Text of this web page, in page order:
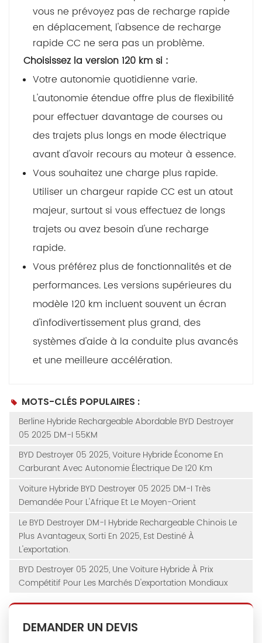
vous ne prévoyez pas de recharge rapide
en déplacement, l'absence de recharge
rapide CC ne sera pas un problème.
Choisissez la version 120 km si :
Votre autonomie quotidienne varie.
L'autonomie étendue offre plus de flexibilité
pour effectuer davantage de courses ou
des trajets plus longs en mode électrique
avant d'avoir recours au moteur à essence.
Vous souhaitez une charge plus rapide.
Utiliser un chargeur rapide CC est un atout
majeur, surtout si vous effectuez de longs
trajets ou avez besoin d'une recharge
rapide.
Vous préférez plus de fonctionnalités et de
performances. Les versions supérieures du
modèle 120 km incluent souvent un écran
d'infodivertissement plus grand, des
systèmes d'aide à la conduite plus avancés
et une meilleure accélération.
MOTS-CLÉS POPULAIRES :
Berline Hybride Rechargeable Abordable BYD Destroyer
05 2025 DM-I 55KM
BYD Destroyer 05 2025, Voiture Hybride Économe En
Carburant Avec Autonomie Électrique De 120 Km
Voiture Hybride BYD Destroyer 05 2025 DM-I Très
Demandée Pour L'Afrique Et Le Moyen-Orient
Le BYD Destroyer DM-I Hybride Rechargeable Chinois Le
Plus Avantageux, Sorti En 2025, Est Destiné À
L'exportation.
BYD Destroyer 05 2025, Une Voiture Hybride À Prix
Compétitif Pour Les Marchés D'exportation Mondiaux
DEMANDER UN DEVIS